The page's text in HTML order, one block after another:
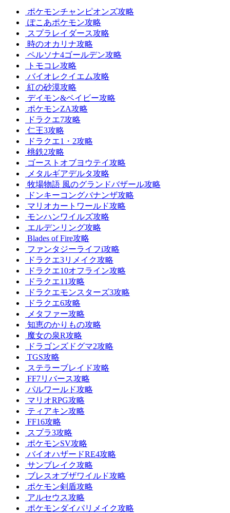
ポケモンチャンピオンズ攻略
ぽこあポケモン攻略
スプラレイダース攻略
時のオカリナ攻略
ペルソナ4ゴールデン攻略
トモコレ攻略
バイオレクイエム攻略
紅の砂漠攻略
デイモン&ベイビー攻略
ポケモンZA攻略
ドラクエ7攻略
仁王3攻略
ドラクエ1・2攻略
桃鉄2攻略
ゴーストオブヨウテイ攻略
メタルギアデルタ攻略
牧場物語 風のグランドバザール攻略
ドンキーコングバナンザ攻略
マリオカートワールド攻略
モンハンワイルズ攻略
エルデンリング攻略
Blades of Fire攻略
ファンタジーライフi攻略
ドラクエ3リメイク攻略
ドラクエ10オフライン攻略
ドラクエ11攻略
ドラクエモンスターズ3攻略
ドラクエ6攻略
メタファー攻略
知恵のかりもの攻略
魔女の泉R攻略
ドラゴンズドグマ2攻略
TGS攻略
ステラーブレイド攻略
FF7リバース攻略
パルワールド攻略
マリオRPG攻略
ティアキン攻略
FF16攻略
スプラ3攻略
ポケモンSV攻略
バイオハザードRE4攻略
サンブレイク攻略
ブレスオブザワイルド攻略
ポケモン剣盾攻略
アルセウス攻略
ポケモンダイパリメイク攻略